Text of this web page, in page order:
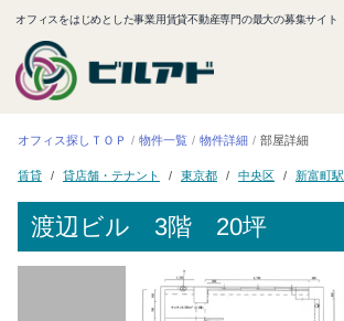
オフィスをはじめとした事業用賃貸不動産専門の最大の募集サイト
オフィス探しＴＯＰ 物件一覧 物件詳細 部屋詳細
賃貸 貸店舗・テナント 東京都 中央区 新富町駅
渡辺ビル 3階 20坪